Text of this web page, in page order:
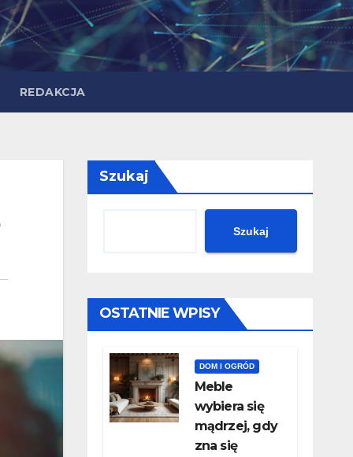
REDAKCJA
Szukaj
Szukaj
OSTATNIE WPISY
DOM I OGRÓD
Meble
wybiera się
mądrzej, gdy
zna się